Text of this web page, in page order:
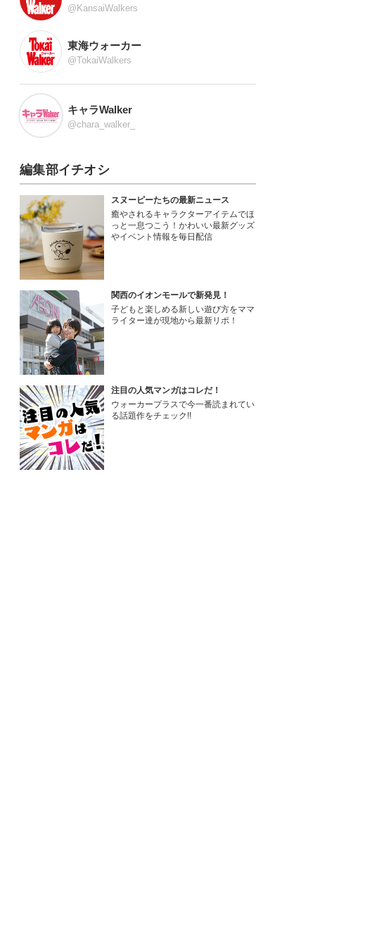
@KansaiWalkers
東海ウォーカー
@TokaiWalkers
キャラWalker
@chara_walker_
編集部イチオシ
スヌーピーたちの最新ニュース
癒やされるキャラクターアイテムでほ
っと一息つこう！かわいい最新グッズ
やイベント情報を毎日配信
関西のイオンモールで新発見！
子どもと楽しめる新しい遊び方をママ
ライター達が現地から最新リポ！
注目の人気マンガはコレだ！
ウォーカープラスで今一番読まれてい
る話題作をチェック!!